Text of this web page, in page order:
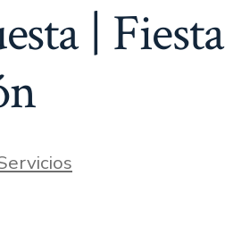
| Fiesta